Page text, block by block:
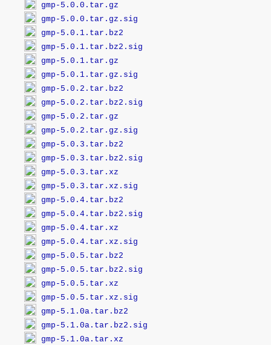
gmp-5.0.0.tar.gz
gmp-5.0.0.tar.gz.sig
gmp-5.0.1.tar.bz2
gmp-5.0.1.tar.bz2.sig
gmp-5.0.1.tar.gz
gmp-5.0.1.tar.gz.sig
gmp-5.0.2.tar.bz2
gmp-5.0.2.tar.bz2.sig
gmp-5.0.2.tar.gz
gmp-5.0.2.tar.gz.sig
gmp-5.0.3.tar.bz2
gmp-5.0.3.tar.bz2.sig
gmp-5.0.3.tar.xz
gmp-5.0.3.tar.xz.sig
gmp-5.0.4.tar.bz2
gmp-5.0.4.tar.bz2.sig
gmp-5.0.4.tar.xz
gmp-5.0.4.tar.xz.sig
gmp-5.0.5.tar.bz2
gmp-5.0.5.tar.bz2.sig
gmp-5.0.5.tar.xz
gmp-5.0.5.tar.xz.sig
gmp-5.1.0a.tar.bz2
gmp-5.1.0a.tar.bz2.sig
gmp-5.1.0a.tar.xz